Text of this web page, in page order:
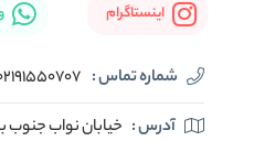
اینستاگرام
شماره تماس :
آدرس : خیابان نواب جنوب